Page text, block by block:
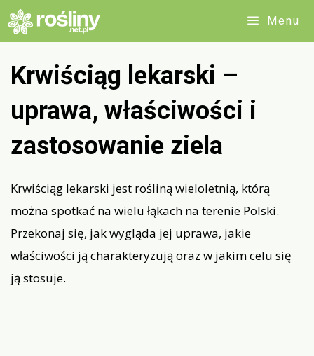
Przejdź
do
Menu
Krwiściąg lekarski –
uprawa, właściwości i
zastosowanie ziela
Krwiściąg lekarski jest rośliną wieloletnią, którą
można spotkać na wielu łąkach na terenie Polski.
Przekonaj się, jak wygląda jej uprawa, jakie
właściwości ją charakteryzują oraz w jakim celu się
ją stosuje.